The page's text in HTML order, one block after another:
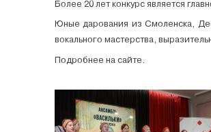
Более 20 лет конкурс является
Юные дарования из Смоленска,
вокального мастерства,
Подробнее на сайте .